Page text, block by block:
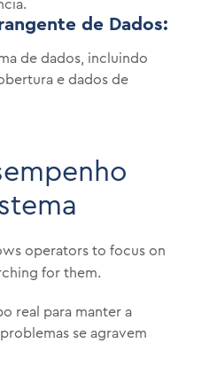
de Dados:
de dados, incluindo
e dados de
real para manter a
se agravem